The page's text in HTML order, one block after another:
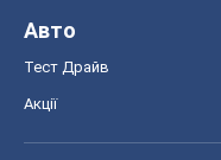
Авто
Тест Драйв
Акції